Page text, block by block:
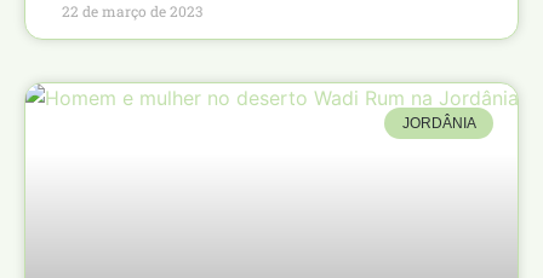
22 de março de 2023
JORDÂNIA